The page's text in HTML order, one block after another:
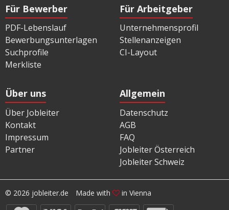
Für Bewerber
PDF-Lebenslauf
Bewerbungsunterlagen
Suchprofile
Merkliste
Für Arbeitgeber
Unternehmensprofil
Stellenanzeigen
CI-Layout
Über uns
Über Jobleiter
Kontakt
Impressum
Partner
Allgemein
Datenschutz
AGB
FAQ
Jobleiter Österreich
Jobleiter Schweiz
© 2026 jobleiter.de Made with in Vienna